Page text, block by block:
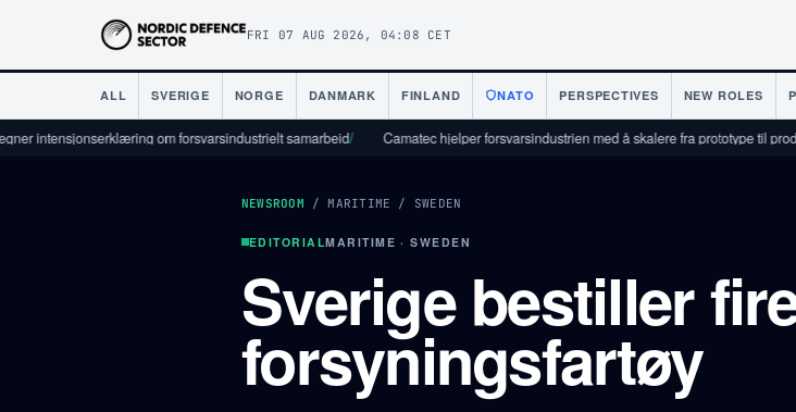
FRI 07 AUG 2026, 04:08 CET
ALL SVERIGE NORGE DANMARK FINLAND NATO PERSPECTIVES NEW ROLES
om forsvarsindustrielt samarbeid/ Camatec hjelper forsvarsindustrien med å skalere fra prototype til produksjon/
NEWSROOM /MARITIME / SWEDEN
EDITORIALMARITIME · SWEDEN
Sverige bestiller
forsyningsfartøy